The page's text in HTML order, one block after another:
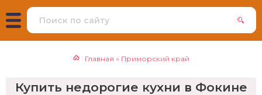
Главная » Приморский край
Купить недорогие кухни в Фокине